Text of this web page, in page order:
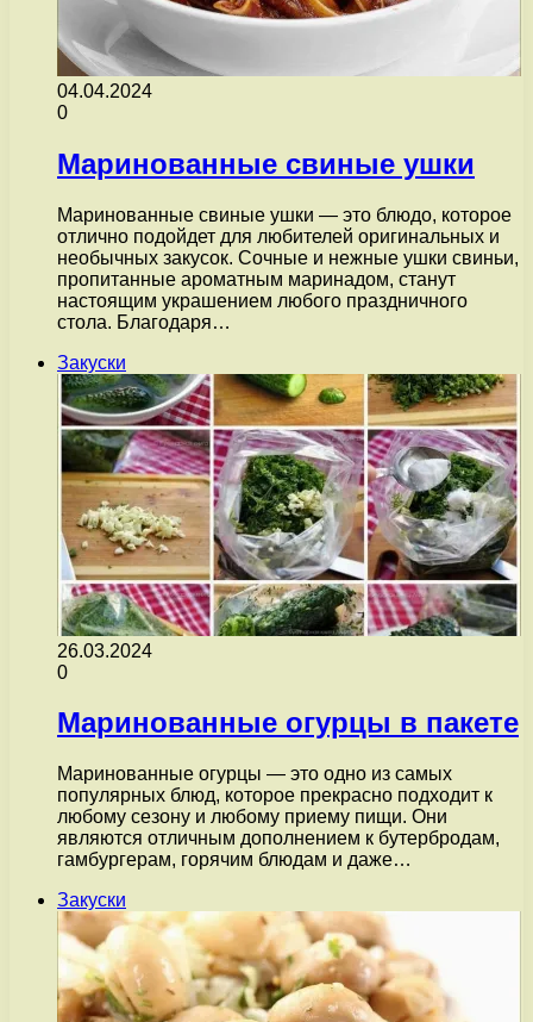
04.04.2024
0
Маринованные свиные ушки
Маринованные свиные ушки — это блюдо, которое
отлично подойдет для любителей оригинальных и
необычных закусок. Сочные и нежные ушки свиньи,
пропитанные ароматным маринадом, станут
настоящим украшением любого праздничного
стола. Благодаря…
Закуски
26.03.2024
0
Маринованные огурцы в пакете
Маринованные огурцы — это одно из самых
популярных блюд, которое прекрасно подходит к
любому сезону и любому приему пищи. Они
являются отличным дополнением к бутербродам,
гамбургерам, горячим блюдам и даже…
Закуски